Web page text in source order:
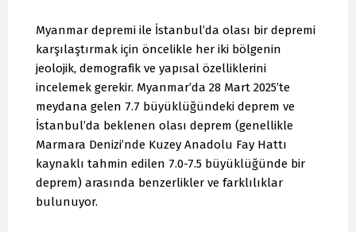
Myanmar depremi ile İstanbul’da olası bir depremi
karşılaştırmak için öncelikle her iki bölgenin
jeolojik, demografik ve yapısal özelliklerini
incelemek gerekir. Myanmar’da 28 Mart 2025’te
meydana gelen 7.7 büyüklüğündeki deprem ve
İstanbul’da beklenen olası deprem (genellikle
Marmara Denizi’nde Kuzey Anadolu Fay Hattı
kaynaklı tahmin edilen 7.0-7.5 büyüklüğünde bir
deprem) arasında benzerlikler ve farklılıklar
bulunuyor.